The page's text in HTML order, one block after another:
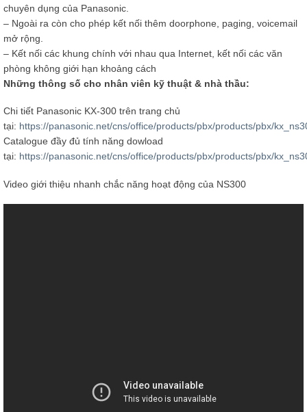
chuyên dụng của Panasonic.
– Ngoài ra còn cho phép kết nối thêm doorphone, paging, voicemail
mở rộng.
– Kết nối các khung chính với nhau qua Internet, kết nối các văn
phòng không giới hạn khoảng cách
Những thông số cho nhân viên kỹ thuật & nhà thầu:
Chi tiết Panasonic KX-300 trên trang chủ
tại: https://panasonic.net/cns/office/products/pbx/products/pbx/
Catalogue đầy đủ tính năng dowload
tại: https://panasonic.net/cns/office/products/pbx/products/pbx/
Video giới thiệu nhanh chắc năng hoạt động của NS300